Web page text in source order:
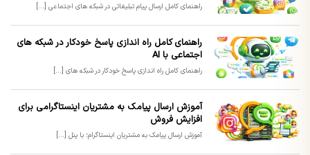
راهنمای کامل ارسال پیام تبلیغاتی در شبکه های اجتماعی [...]
راهنمای کامل راه اندازی پاسخ خودکار در شبکه های
اجتماعی با AI
راهنمای کامل راه اندازی پاسخ خودکار در شبکه های [...]
آموزش ارسال پیامک به مشتریان اینستاگرامی برای
افزایش فروش
آموزش ارسال پیامک به مشتریان اینستاگرام؛ با پنل [...]